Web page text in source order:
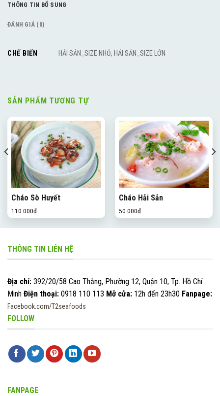
THÔNG TIN BỔ SUNG
ĐÁNH GIÁ (0)
CHẾ BIẾN HẢI SẢN_SIZE NHỎ, HẢI SẢN_SIZE LỚN
SẢN PHẨM TƯƠNG TỰ
Cháo Sò Huyết
110.000₫
Cháo Hải Sản
50.000₫
THÔNG TIN LIÊN HỆ
Địa chỉ: 392/20/58 Cao Thắng, Phường 12, Quận 10, Tp. Hồ Chí
Minh Điện thoại: 0918 110 113 Mở cửa: 12h đến 23h30 Fanpage:
Facebook.com/T2seafoods
FOLLOW
FANPAGE